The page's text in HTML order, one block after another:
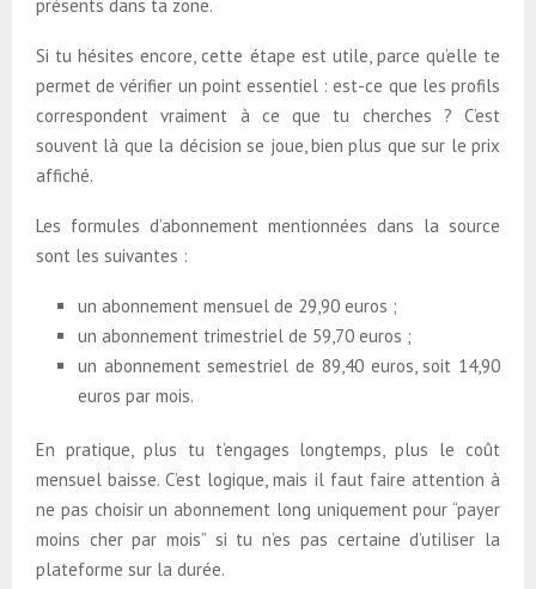
présents dans ta zone.
Si tu hésites encore, cette étape est utile, parce qu’elle te
permet de vérifier un point essentiel : est-ce que les profils
correspondent vraiment à ce que tu cherches ? C’est
souvent là que la décision se joue, bien plus que sur le prix
affiché.
Les formules d’abonnement mentionnées dans la source
sont les suivantes :
un abonnement mensuel de 29,90 euros ;
un abonnement trimestriel de 59,70 euros ;
un abonnement semestriel de 89,40 euros, soit 14,90
euros par mois.
En pratique, plus tu t’engages longtemps, plus le coût
mensuel baisse. C’est logique, mais il faut faire attention à
ne pas choisir un abonnement long uniquement pour “payer
moins cher par mois” si tu n’es pas certaine d’utiliser la
plateforme sur la durée.